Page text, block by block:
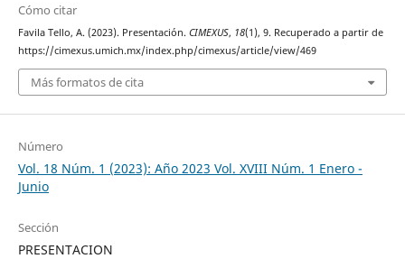
Cómo citar
Favila Tello, A. (2023). Presentación. CIMEXUS, 18(1), 9. Recuperado a partir de
https://cimexus.umich.mx/index.php/cimexus/article/view/469
Más formatos de cita
Número
Vol. 18 Núm. 1 (2023): Año 2023 Vol. XVIII Núm. 1 Enero -
Junio
Sección
PRESENTACION